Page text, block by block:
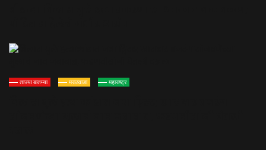
ताज्या बातम्या मराठवाडा महाराष्ट्र